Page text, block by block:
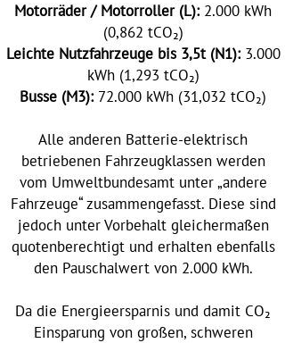
Motorräder / Motorroller (L):2.000 kWh
(0,862 tCO₂)
Leichte Nutzfahrzeuge bis 3,5t (N1): 3.000
kWh (1,293 tCO₂)
Busse (M3): 72.000 kWh (31,032 tCO₂)
Alle anderen Batterie-elektrisch
betriebenen Fahrzeugklassen werden
vom Umweltbundesamt unter „andere
Fahrzeuge“ zusammengefasst. Diese sind
jedoch unter Vorbehalt gleichermaßen
quotenberechtigt und erhalten ebenfalls
den Pauschalwert von 2.000 kWh.
Da die Energieersparnis und damit CO₂
Einsparung von großen, schweren